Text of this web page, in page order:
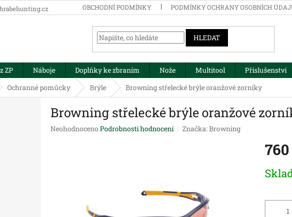
OBCHODNÍ PODMÍNKY PODMÍNKY OCHRANY OSOBNÍCH
HLEDAT
ZP Náboje Doplňky ke zbraním Nože Multitool Příslušenství
Ochranné pomůcky Brýle Browning střelecké brýle oranžové zorníky
Browning střelecké brýle oranžové
Průměrné
Neohodnoceno Podrobnosti hodnocení Značka:Browning
cena: